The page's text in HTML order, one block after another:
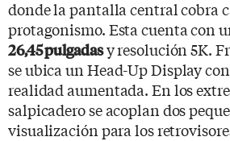
donde la pantalla central cobra
protagonismo. Esta cuenta con
26,45 pulgadasy resolución 5K.
se ubica un Head-Up Display
realidad aumentada. En los
salpicadero se acoplan dos
visualización para los